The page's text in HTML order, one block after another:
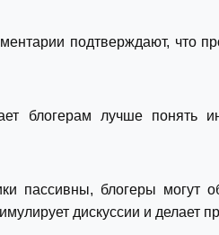
подтверждают, что
блогерам лучше понять
пассивны, блогеры могут
дискуссии и делает